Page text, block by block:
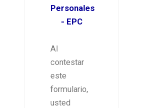
Personales
- EPC
Al
contestar
este
formulario,
usted